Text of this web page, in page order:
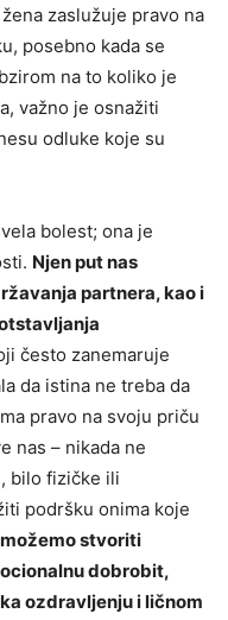
zaslužuje pravo na
posebno kada se
na to koliko je
važno je osnažiti
odluke koje su
bolest; ona je
Njen put nas
partnera, kao i
često zanemaruje
da istina ne treba da
pravo na svoju priču
nas – nikada ne
bilo fizičke ili
podršku onima koje
stvoriti
dobrobit,
ozdravljenju i ličnom